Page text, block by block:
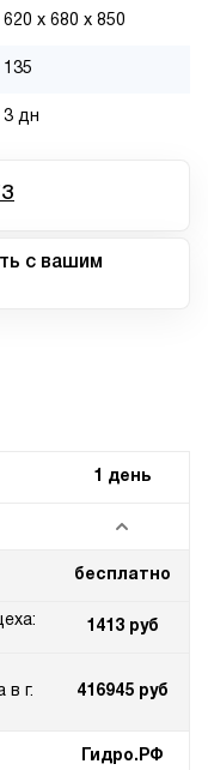
620 x 680 x 850
135
3 дн
с вашим
1 день
бесплатно
1413 руб
в г.
416945 руб
Гидро.РФ